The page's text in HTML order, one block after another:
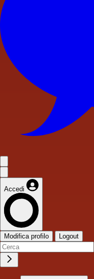
Accedi
Modifica profilo Logout